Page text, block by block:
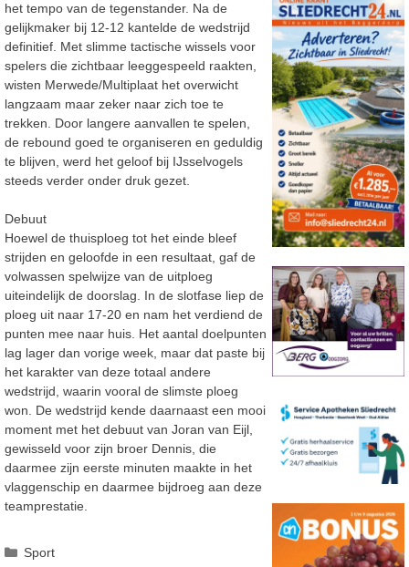
het tempo van de tegenstander. Na de
gelijkmaker bij 12-12 kantelde de wedstrijd
definitief. Met slimme tactische wissels voor
spelers die zichtbaar leeggespeeld raakten,
wisten Merwede/Multiplaat het overwicht
langzaam maar zeker naar zich toe te
trekken. Door langere aanvallen te spelen,
de rebound goed te organiseren en geduldig
te blijven, werd het geloof bij IJsselvogels
steeds verder onder druk gezet.
Debuut
Hoewel de thuisploeg tot het einde bleef
strijden en geloofde in een resultaat, gaf de
volwassen spelwijze van de uitploeg
uiteindelijk de doorslag. In de slotfase liep de
ploeg uit naar 17-20 en nam het verdiend de
punten mee naar huis. Het aantal doelpunten
lag lager dan vorige week, maar dat paste bij
het karakter van deze totaal andere
wedstrijd, waarin vooral de slimste ploeg
won. De wedstrijd kende daarnaast een mooi
moment met het debuut van Joran van Eijl,
gewisseld voor zijn broer Dennis, die
daarmee zijn eerste minuten maakte in het
vlaggenschip en daarmee bijdroeg aan deze
teamprestatie.
Categorieën
Sport